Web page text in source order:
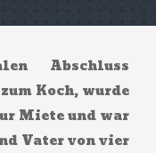
Abschluss
Koch, wurde
Miete und war
Vater von vier